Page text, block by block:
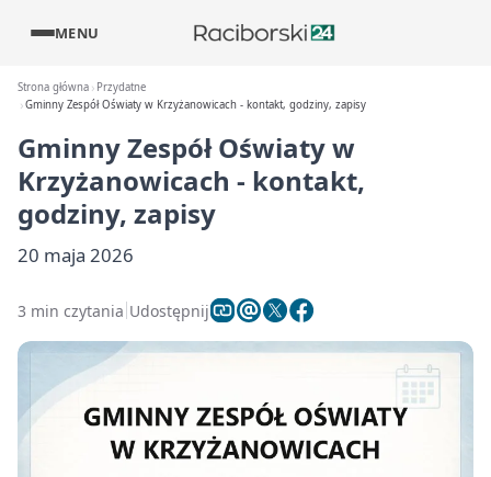
MENU
Strona główna
Przydatne
Gminny Zespół Oświaty w Krzyżanowicach - kontakt, godziny, zapisy
Gminny Zespół Oświaty w
Krzyżanowicach - kontakt,
godziny, zapisy
20 maja 2026
3 min czytania Udostępnij